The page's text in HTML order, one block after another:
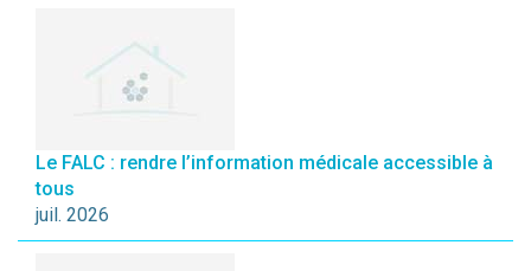
Le FALC : rendre l’information médicale accessible à
tous
juil. 2026